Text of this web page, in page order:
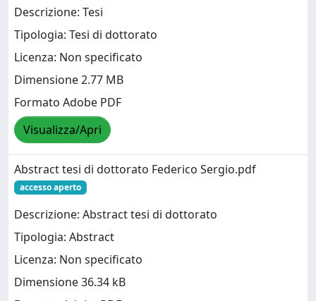
Descrizione: Tesi
Tipologia: Tesi di dottorato
Licenza: Non specificato
Dimensione 2.77 MB
Formato Adobe PDF
Visualizza/Apri
Abstract tesi di dottorato Federico Sergio.pdf
accesso aperto
Descrizione: Abstract tesi di dottorato
Tipologia: Abstract
Licenza: Non specificato
Dimensione 36.34 kB